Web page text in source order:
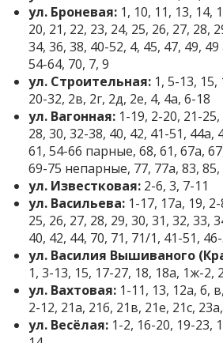
ул. Броневая: 1, 10, 11, 13, 14,
20, 21, 22, 23, 24, 25, 26, 27, 28,
34, 36, 38, 40-52, 4, 45, 47, 49,
54-64, 70, 7, 9
ул. Строительная: 1, 5-13, 15,
20-32, 2в, 2г, 2д, 2е, 4, 4а, 6-18
ул. Вагонная: 1-19, 2-20, 21-
28, 30, 32-38, 40, 42, 41-51, 44а,
61, 54-66 парные, 68, 61, 67а,
69-75 непарные, 77, 77а, 83, 85,
ул. Известковая: 2-6, 3, 7-11
ул. Васильева: 1-17, 17а, 19,
25, 26, 27, 28, 29, 30, 31, 32, 33,
40, 42, 44, 70, 71, 71/1, 41-51,
ул. Василия Вышиваного
1, 3-13, 15, 17-27, 18, 18а, 1ж-2,
ул. Вахтовая: 1-11, 13, 12а, б,
2-12, 21а, 21б, 21в, 21е, 21с,
ул. Весёлая: 1-2, 16-20, 19-23,